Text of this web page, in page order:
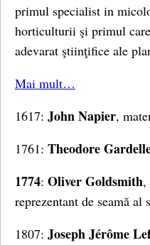
primul specialist in
horticulturii şi primul
adevarat ştiinţifice ale
Mai mult…
1617: John Napier,
1761: Theodore
1774: Oliver Goldsmith,
reprezentant de seamă
1807: Joseph Jérôme